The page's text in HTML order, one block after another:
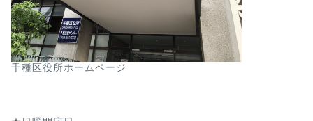
千種区役所ホームページ